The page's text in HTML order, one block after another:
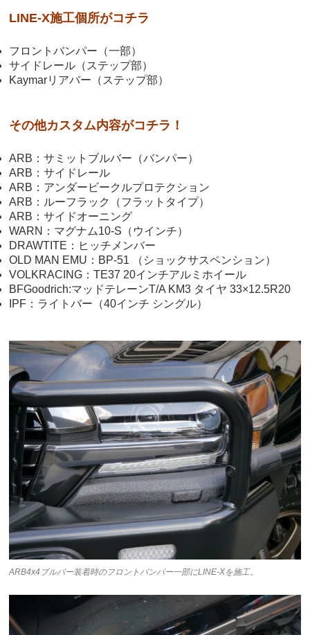
LINE-X施工個所がコチラ
フロントバンパー（一部）
サイドレール（ステップ部）
Kaymarリアバー（ステップ部）
その他カスタム内容がコチラ！
ARB：サミットブルバー（バンパー）
ARB：サイドレール
ARB：アンダービークルプロテクション
ARB：ルーフラック（フラットタイプ）
ARB：サイドオーニング
WARN：マグナム10-S（ウインチ）
DRAWTITE：ヒッチメンバー
OLD MAN EMU：BP-51 （ショックサスペンション）
VOLKRACING：TE37 20インチアルミホイール
BFGoodrich:マッドテレーンT/A KM3 タイヤ 33×12.5R20
IPF：ライトバー（40インチ シングル）
ARB4x4ブルバー装着時のフロントバンパー一部にLINE-Xを施工。